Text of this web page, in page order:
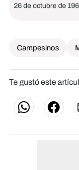
26 de octubre de
Campesinos
Te gustó este